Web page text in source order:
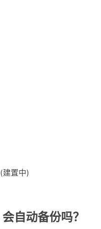
建置中)
自动备份吗？